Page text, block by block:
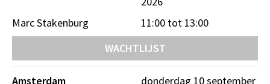
11:00 tot 13:00
Marc Stakenburg
WACHTLIJST
Amsterdam
donderdag 10 september